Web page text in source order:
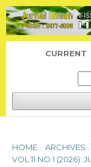
CURRENT
HOME / ARCHIVES /
VOL 11 NO 1 (2026):